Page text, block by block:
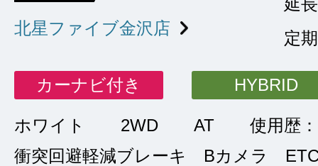
北星ファイブ金沢店
延
定
カーナビ付き HYBRID
ホワイト 2WD AT
使用歴
衝突回避軽減ブレーキ Bカメラ